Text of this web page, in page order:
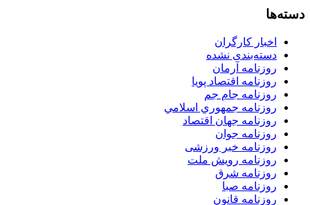
دسته‌ها
اخبار کارگران
دسته‌بندی نشده
روزنامه آرمان
روزنامه اقتصاد پویا
روزنامه جام جم
روزنامه جمهوري اسلامي
روزنامه جهان اقتصاد
روزنامه جوان
روزنامه خبر ورزشى
روزنامه رویش ملت
روزنامه شرق
روزنامه صبا
روزنامه قانون